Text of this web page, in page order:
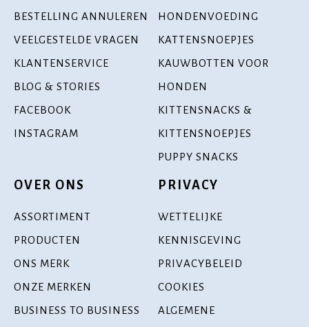
BESTELLING ANNULEREN
VEELGESTELDE VRAGEN
KLANTENSERVICE
BLOG & STORIES
FACEBOOK
INSTAGRAM
HONDENVOEDING
KATTENSNOEPJES
KAUWBOTTEN VOOR
HONDEN
KITTENSNACKS &
KITTENSNOEPJES
PUPPY SNACKS
OVER ONS
ASSORTIMENT
PRODUCTEN
ONS MERK
ONZE MERKEN
BUSINESS TO BUSINESS
PRIVACY
WETTELIJKE
KENNISGEVING
PRIVACYBELEID
COOKIES
ALGEMENE